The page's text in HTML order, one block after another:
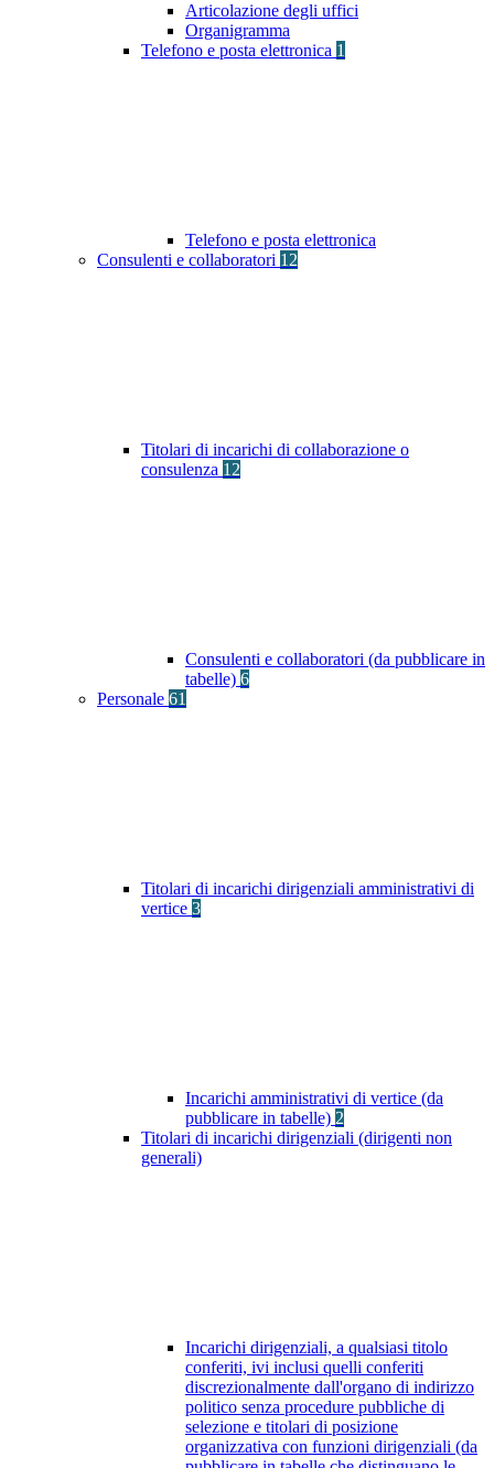
Articolazione degli uffici
Organigramma
Telefono e posta elettronica 1
Telefono e posta elettronica
Consulenti e collaboratori 12
Titolari di incarichi di collaborazione o
consulenza 12
Consulenti e collaboratori (da pubblicare in
tabelle) 6
Personale 61
Titolari di incarichi dirigenziali amministrativi di
vertice 3
Incarichi amministrativi di vertice (da
pubblicare in tabelle) 2
Titolari di incarichi dirigenziali (dirigenti non
generali)
Incarichi dirigenziali, a qualsiasi titolo
conferiti, ivi inclusi quelli conferiti
discrezionalmente dall'organo di indirizzo
politico senza procedure pubbliche di
selezione e titolari di posizione
organizzativa con funzioni dirigenziali (da